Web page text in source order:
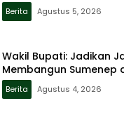
Berita Agustus 5, 2026
Wakil Bupati: Jadikan
Membangun Sumenep
Berita Agustus 4, 2026